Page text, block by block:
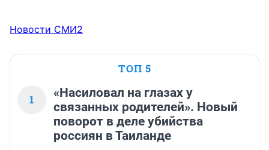
Новости СМИ2
ТОП 5
1
«Насиловал на глазах у
связанных родителей». Новый
поворот в деле убийства
россиян в Таиланде